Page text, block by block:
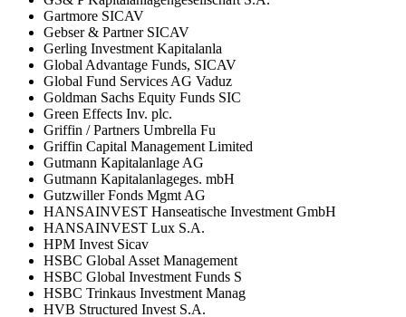
Gartmore SICAV
Gebser & Partner SICAV
Gerling Investment Kapitalanla
Global Advantage Funds, SICAV
Global Fund Services AG Vaduz
Goldman Sachs Equity Funds SIC
Green Effects Inv. plc.
Griffin / Partners Umbrella Fu
Griffin Capital Management Limited
Gutmann Kapitalanlage AG
Gutmann Kapitalanlageges. mbH
Gutzwiller Fonds Mgmt AG
HANSAINVEST Hanseatische Investment GmbH
HANSAINVEST Lux S.A.
HPM Invest Sicav
HSBC Global Asset Management
HSBC Global Investment Funds S
HSBC Trinkaus Investment Manag
HVB Structured Invest S.A.